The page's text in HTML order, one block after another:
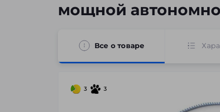
мощной
Все о товаре
3 3